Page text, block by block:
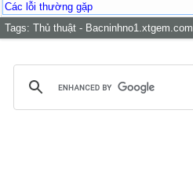
Các lỗi thường gặp
Tags: Thủ thuật - Bacninhno1.xtgem.com